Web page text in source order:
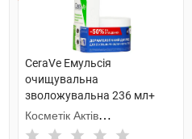
CeraVe Емульсія
очищувальна
зволожувальна 236 мл+
крем зволожувальний 340
мл 1 набір
Косметік Актів
Інтернаціональ